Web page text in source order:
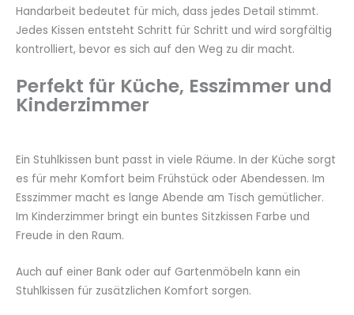
Handarbeit bedeutet für mich, dass jedes Detail stimmt.
Jedes Kissen entsteht Schritt für Schritt und wird sorgfältig
kontrolliert, bevor es sich auf den Weg zu dir macht.
Perfekt für Küche, Esszimmer und
Kinderzimmer
Ein Stuhlkissen bunt passt in viele Räume. In der Küche sorgt
es für mehr Komfort beim Frühstück oder Abendessen. Im
Esszimmer macht es lange Abende am Tisch gemütlicher.
Im Kinderzimmer bringt ein buntes Sitzkissen Farbe und
Freude in den Raum.
Auch auf einer Bank oder auf Gartenmöbeln kann ein
Stuhlkissen für zusätzlichen Komfort sorgen.